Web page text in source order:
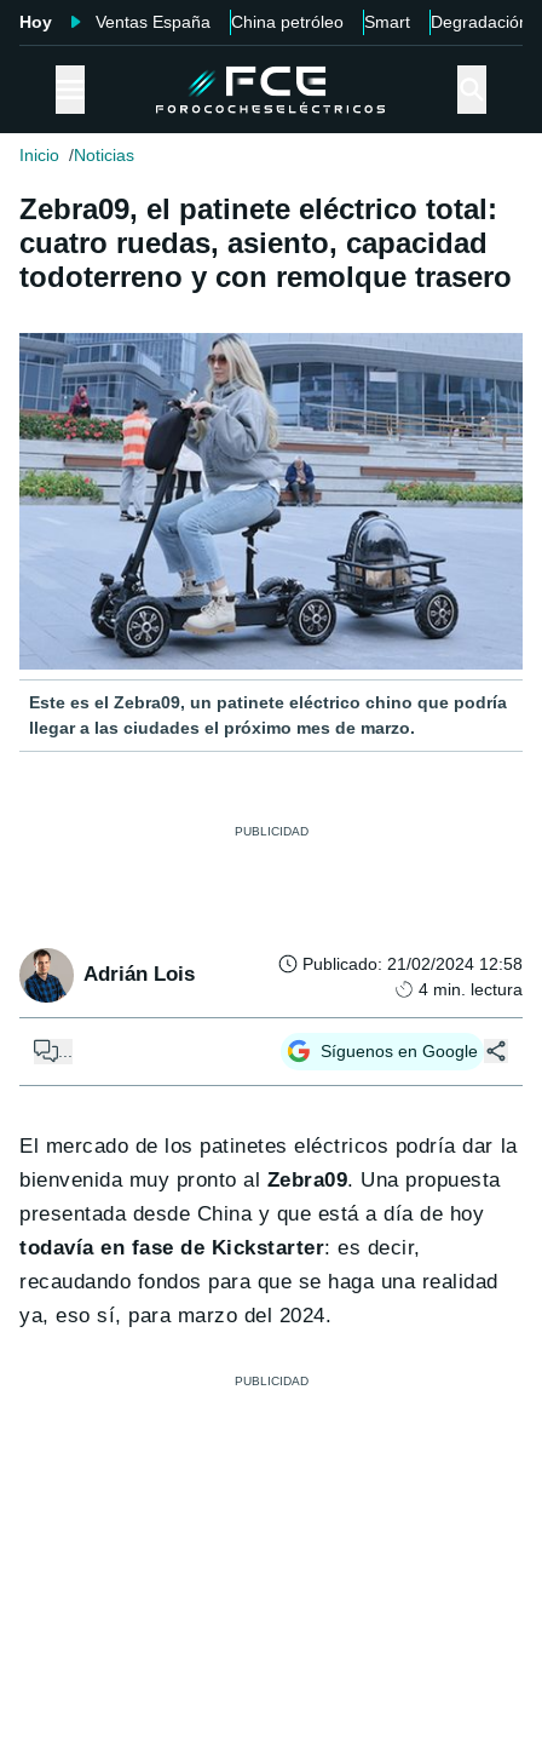
Hoy Ventas España China petróleo Smart Degradación
Inicio Noticias
Zebra09, el patinete eléctrico total:
cuatro ruedas, asiento, capacidad
todoterreno y con remolque trasero
Este es el Zebra09, un patinete eléctrico chino que podría
llegar a las ciudades el próximo mes de marzo.
Adrián Lois Publicado: 21/02/2024 12:58
4 min. lectura
Síguenos en Google
El mercado de los patinetes eléctricos podría dar la
bienvenida muy pronto al Zebra09. Una propuesta
presentada desde China y que está a día de hoy
todavía en fase de Kickstarter: es decir,
recaudando fondos para que se haga una realidad
ya, eso sí, para marzo del 2024.